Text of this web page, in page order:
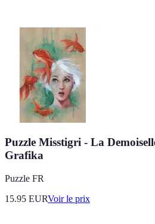
Puzzle Misstigri - La
Grafika
Puzzle FR
15.95 EURVoir le prix